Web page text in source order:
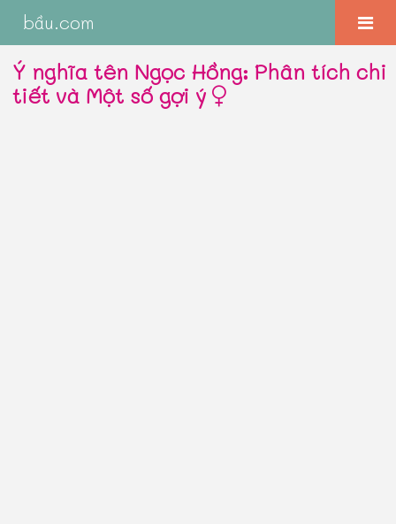
bầu.com
Ý nghĩa tên Ngọc Hồng: Phân tích chi
tiết và Một số gợi ý